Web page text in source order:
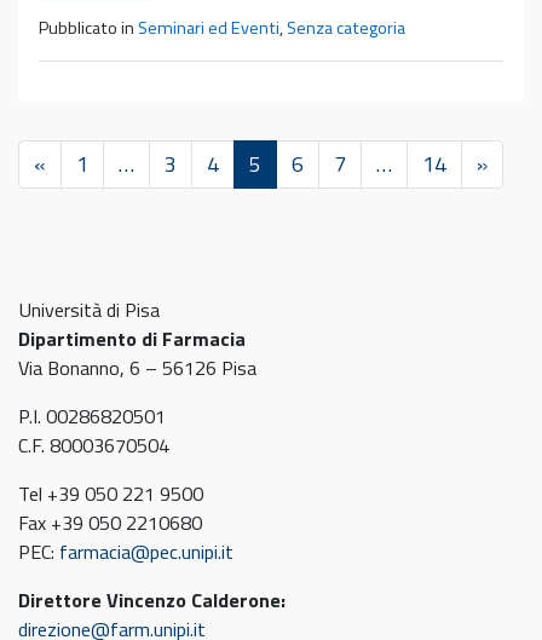
Pubblicato inSeminari ed Eventi,Senza categoria
« 1 … 3 4 5 6 7 … 14 »
Università di Pisa
Dipartimento di Farmacia
Via Bonanno, 6 – 56126 Pisa
P.I. 00286820501
C.F. 80003670504
Tel +39 050 221 9500
Fax +39 050 2210680
PEC: farmacia@pec.unipi.it
Direttore Vincenzo Calderone:
direzione@farm.unipi.it